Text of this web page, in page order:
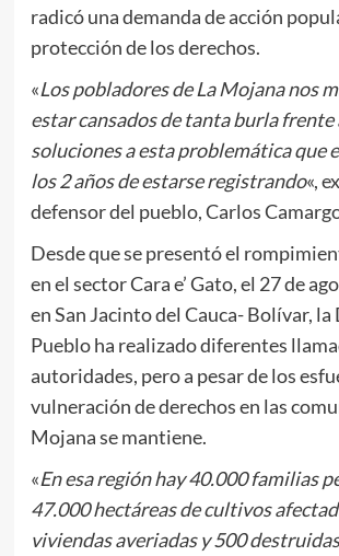
radicó una demanda de acción
protección de los derechos.
«Los pobladores de La Mojana nos
estar cansados de tanta burla frente
soluciones a esta problemática que
los 2 años de estarse registrando«,
defensor del pueblo, Carlos
Desde que se presentó el
en el sector Cara e’ Gato, el 27 de
en San Jacinto del Cauca- Bolívar,
Pueblo ha realizado diferentes
autoridades, pero a pesar de los
vulneración de derechos en las
Mojana se mantiene.
«En esa región hay 40.000 familias
47.000 hectáreas de cultivos
viviendas averiadas y 500 destruidas